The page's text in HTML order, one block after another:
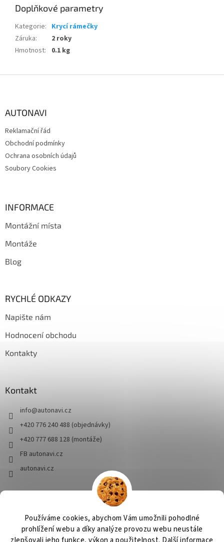
Používáme cookies, abychom Vám umožnili pohodlné
prohlížení webu a díky analýze provozu webu neustále
Doplňkové parametry
Kategorie: Krycí rámečky
Záruka:
2 roky
Hmotnost: 0.1 kg
AUTONAVI
Reklamační řád
Obchodní podmínky
Ochrana osobních údajů
Soubory Cookies
INFORMACE
Montážní místa
Montáže
Blog
RYCHLÉ ODKAZY
Napište nám
Hodnocení obchodu
Kontakty
Kontakt
info@autonavi.cz
+420 776 240 488 (objednávky)
+420 777 688 128 (montáže)
FB autonavi.cz
autonavi.cz
HSBaits Prorybolov.cz